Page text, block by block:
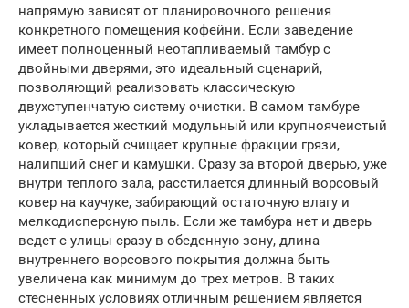
напрямую зависят от планировочного решения
конкретного помещения кофейни. Если заведение
имеет полноценный неотапливаемый тамбур с
двойными дверями, это идеальный сценарий,
позволяющий реализовать классическую
двухступенчатую систему очистки. В самом тамбуре
укладывается жесткий модульный или крупноячеистый
ковер, который счищает крупные фракции грязи,
налипший снег и камушки. Сразу за второй дверью, уже
внутри теплого зала, расстилается длинный ворсовый
ковер на каучуке, забирающий остаточную влагу и
мелкодисперсную пыль. Если же тамбура нет и дверь
ведет с улицы сразу в обеденную зону, длина
внутреннего ворсового покрытия должна быть
увеличена как минимум до трех метров. В таких
стесненных условиях отличным решением является